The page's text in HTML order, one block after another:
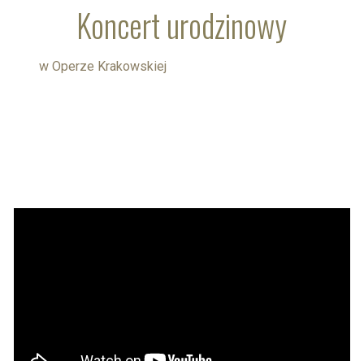
Koncert urodzinowy
w Operze Krakowskiej